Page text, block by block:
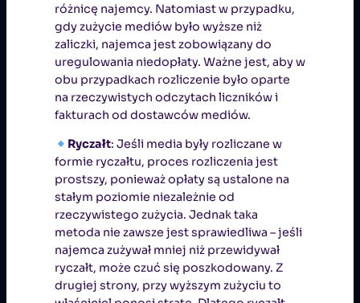
różnicę najemcy. Natomiast w przypadku,
gdy zużycie mediów było wyższe niż
zaliczki, najemca jest zobowiązany do
uregulowania niedopłaty. Ważne jest, aby w
obu przypadkach rozliczenie było oparte
na rzeczywistych odczytach liczników i
fakturach od dostawców mediów.
Ryczałt: Jeśli media były rozliczane w
formie ryczałtu, proces rozliczenia jest
prostszy, ponieważ opłaty są ustalone na
stałym poziomie niezależnie od
rzeczywistego zużycia. Jednak taka
metoda nie zawsze jest sprawiedliwa – jeśli
najemca zużywał mniej niż przewidywał
ryczałt, może czuć się poszkodowany. Z
drugiej strony, przy wyższym zużyciu to